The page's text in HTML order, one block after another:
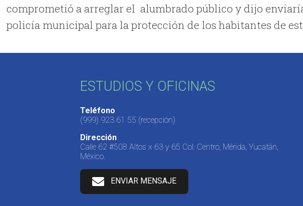
comprometió a arreglar el alumbrado público y dijo
policía municipal para la protección de los habitantes de
ESTUDIOS Y OFICINAS
Teléfono
(999) 923 61 55 (recepción)
Dirección
Calle 62 #508 Altos x 63 y 65 Col. Centro, Mérida, Yucatán,
México.
ENVIAR MENSAJE